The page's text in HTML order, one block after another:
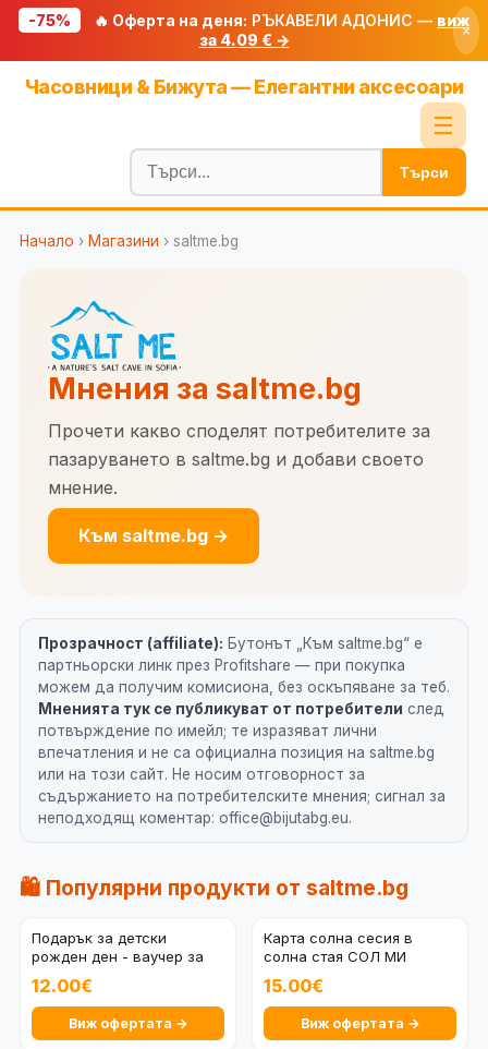
-75% 🔥 Оферта на деня: РЪКАВЕЛИ АДОНИС — виж
за 4.09 € →
×
Часовници & Бижута — Елегантни аксесоари
☰
Блог
🧮 Калкулатори
🔍 Намери продукт
Търси
Начало › Магазини › saltme.bg
Мнения за saltme.bg
Прочети какво споделят потребителите за
пазаруването в saltme.bg и добави своето
мнение.
Към saltme.bg →
Прозрачност (affiliate): Бутонът „Към saltme.bg“ е
партньорски линк през Profitshare — при покупка
можем да получим комисиона, без оскъпяване за теб.
Мненията тук се публикуват от потребители след
потвърждение по имейл; те изразяват лични
впечатления и не са официална позиция на saltme.bg
или на този сайт. Не носим отговорност за
съдържанието на потребителските мнения; сигнал за
неподходящ коментар: office@bijutabg.eu.
🛍️ Популярни продукти от saltme.bg
Подарък за детски
рожден ден - ваучер за
12.00€
Виж офертата →
Карта солна сесия в
солна стая СОЛ МИ
15.00€
Виж офертата →